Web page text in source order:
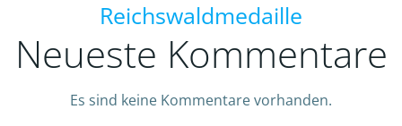
Reichswaldmedaille
Neueste Kommentare
Es sind keine Kommentare vorhanden.